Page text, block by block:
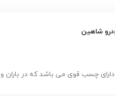
شاهین
چسب قوی می باشد که در باران